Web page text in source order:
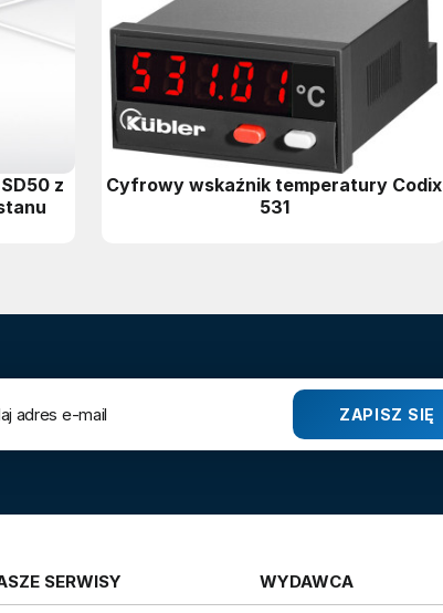
z
Cyfrowy wskaźnik temperatury Codix
531
SERWISY WYDAWCA